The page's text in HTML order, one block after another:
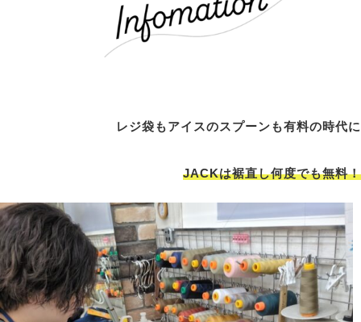
レジ袋もアイスのスプーンも有料の時代に
JACKは裾直し何度でも無料！